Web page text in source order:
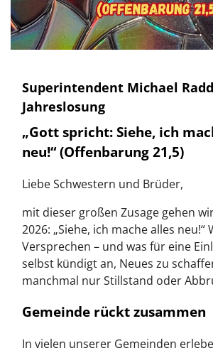
Superintendent Michael
Jahreslosung
„Gott spricht: Siehe, ich
neu!“ (Offenbarung 21,5)
Liebe Schwestern und Brüder,
mit dieser großen Zusage gehen
2026: „Siehe, ich mache alles neu!“
Versprechen – und was für eine
selbst kündigt an, Neues zu
manchmal nur Stillstand oder
Gemeinde rückt zusammen
In vielen unserer Gemeinden